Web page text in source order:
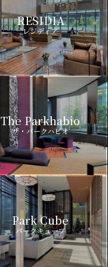
RESIDIA
レジディア
The Parkhabio
ザ・パークハビオ
Park Cube
パークキューブ